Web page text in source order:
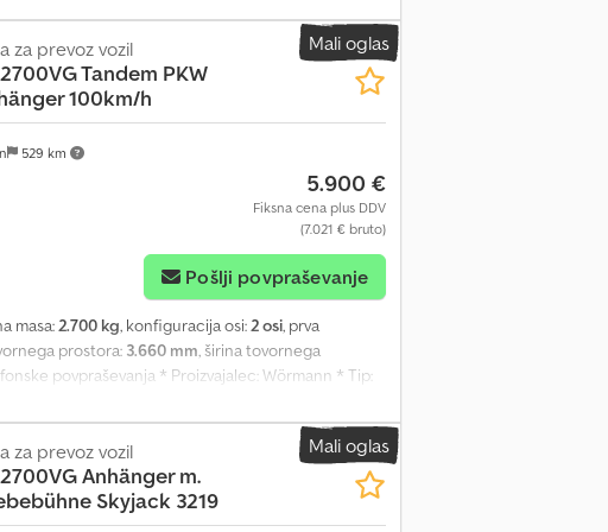
za shranjevanje * Potrdilo proizvajalca / odobritev
kolo * Pnevmatike: 195/50R13C (5 / 5 / 5 / 5 mm) ----
ali carinskih registrskih tablic - Prevoz /
za angleščino, nemščino, ruščino in druge
Mali oglas
529 km
za prevoz vozil
2700VG Tandem PKW
100km/h
5.900 €
Fiksna cena plus DDV
(7.021 € bruto)
Pošlji povpraševanje
masa:2.700 kg, konfiguracija osi:2 osi, prva
prostora: 3.660 mm, širina tovornega
povpraševanja * Proizvajalec: Wörmann * Tip:
električno-hidravlično spušča (zaradi česar je zelo
v predalu Crsdpfx Aox Ayqxsd Njf *
avtomatska zavora, pomožna podpora *
----naš e-poštni naslov: naša storitev za vas: -
po vsej EU - Carinski postopek za vozila, ki
in druge jezike:
Mali oglas
za prevoz vozil
2700VG Anhänger m.
Skyjack 3219